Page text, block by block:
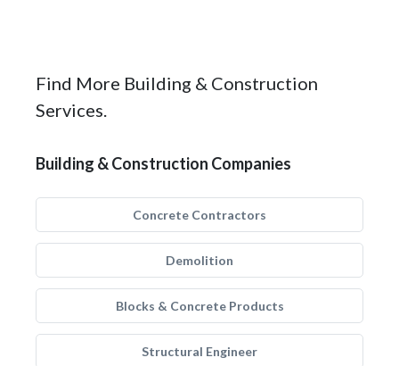
Find More Building & Construction
Services.
Building & Construction Companies
Concrete Contractors
Demolition
Blocks & Concrete Products
Structural Engineer